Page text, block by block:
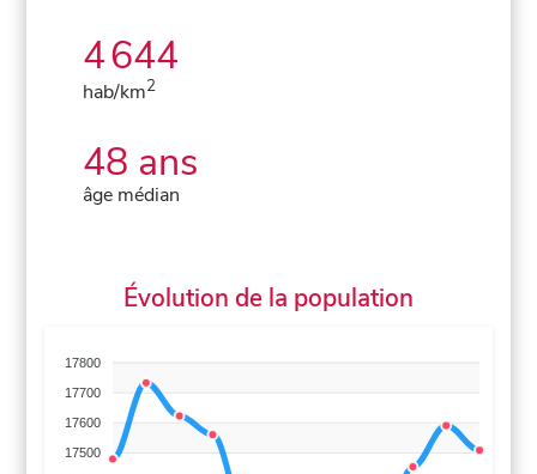
4 644
hab/km2
48 ans
âge médian
Évolution de la population
17800
17700
17600
17500